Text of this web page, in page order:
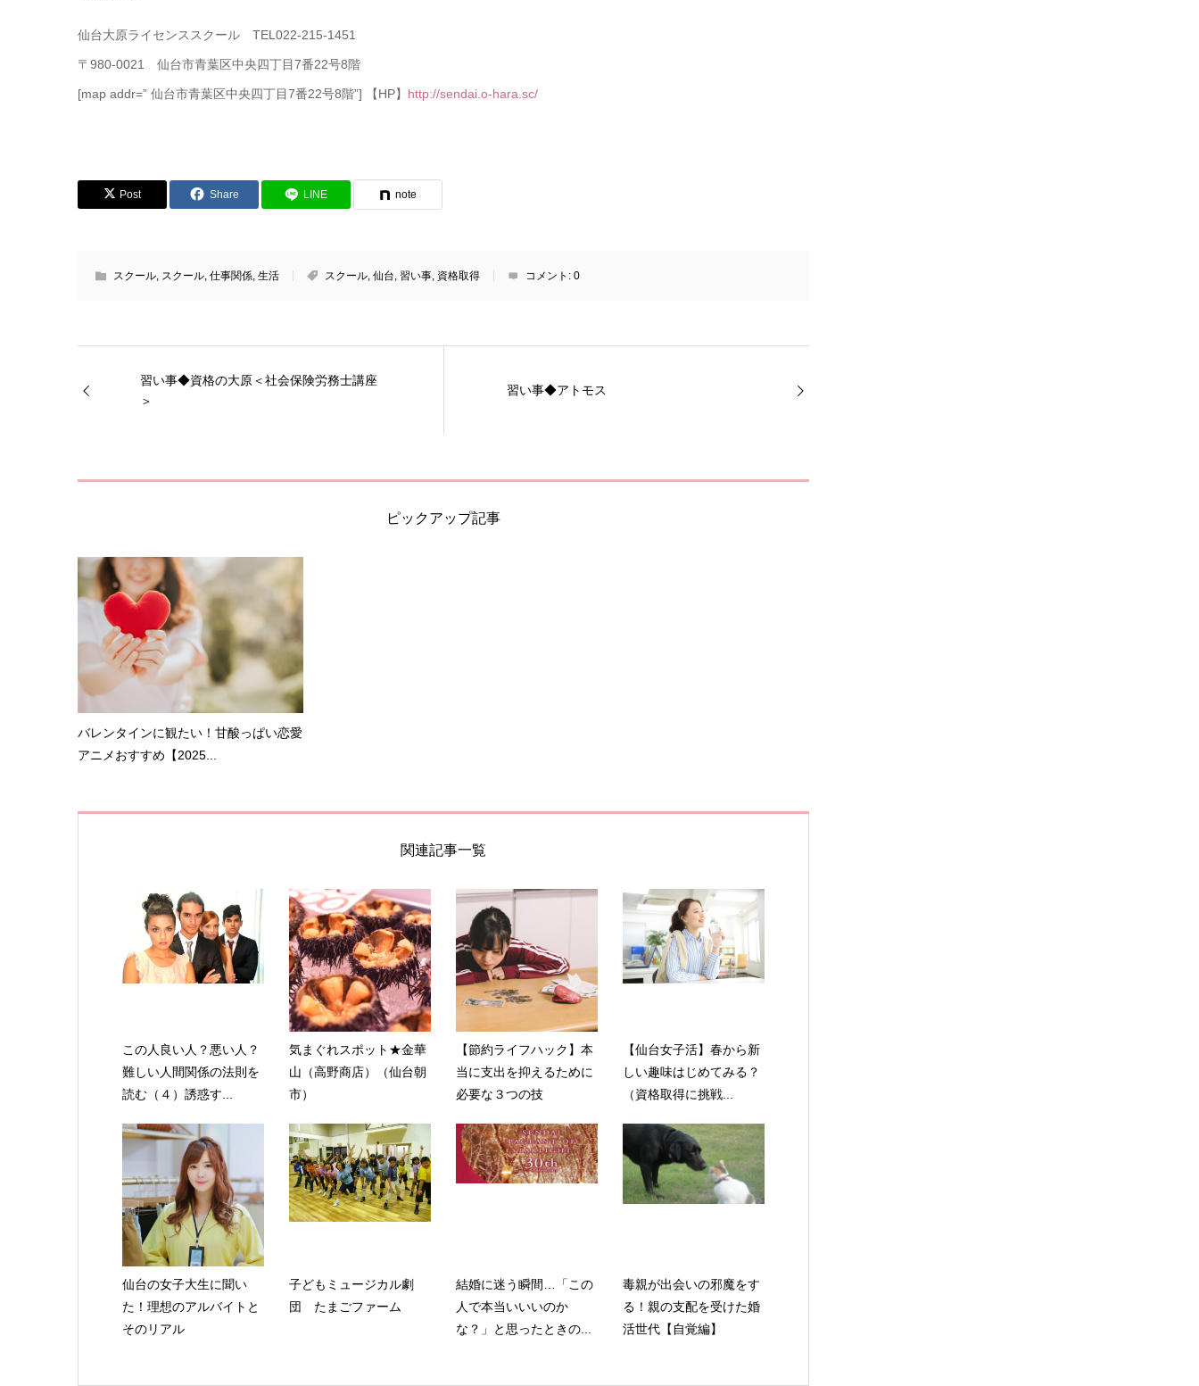
仙台大原ライセンススクール TEL022-215-1451
〒980-0021 仙台市青葉区中央四丁目7番22号8階
[map addr=” 仙台市青葉区中央四丁目7番22号8階”] 【HP】 http://sendai.o-hara.sc/
Post Share LINE note
スクール, スクール, 仕事関係, 生活 スクール, 仙台, 習い事, 資格取得 コメント: 0
習い事◆資格の大原＜社会保険労務士講座
＞
習い事◆アトモス
ピックアップ記事
バレンタインに観たい！甘酸っぱい恋愛
アニメおすすめ【2025...
関連記事一覧
この人良い人？悪い人？
難しい人間関係の法則を
読む（４）誘惑す...
気まぐれスポット★金華
山（高野商店）（仙台朝
市）
【節約ライフハック】本
当に支出を抑えるために
必要な３つの技
【仙台女子活】春から新
しい趣味はじめてみる？
（資格取得に挑戦...
仙台の女子大生に聞い
た！理想のアルバイトと
そのリアル
子どもミュージカル劇
団 たまごファーム
結婚に迷う瞬間…「この
人で本当いいいのか
な？」と思ったときの...
毒親が出会いの邪魔をす
る！親の支配を受けた婚
活世代【自覚編】